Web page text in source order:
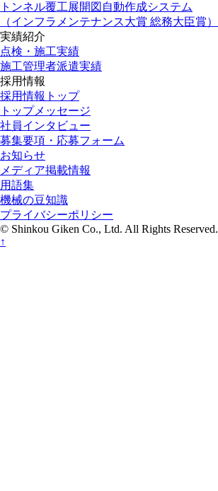
トンネル覆工展開図自動作成システム
（インフラメンテナンス大賞 総務大臣賞）
実績紹介
点検・施工実績
施工管理者派遣実績
採用情報
採用情報トップ
トップメッセージ
社員インタビュー
募集要項・応募フォーム
お知らせ
メディア掲載情報
用語集
機械の豆知識
プライバシーポリシー
© Shinkou Giken Co., Ltd. All Rights Reserved.
↑